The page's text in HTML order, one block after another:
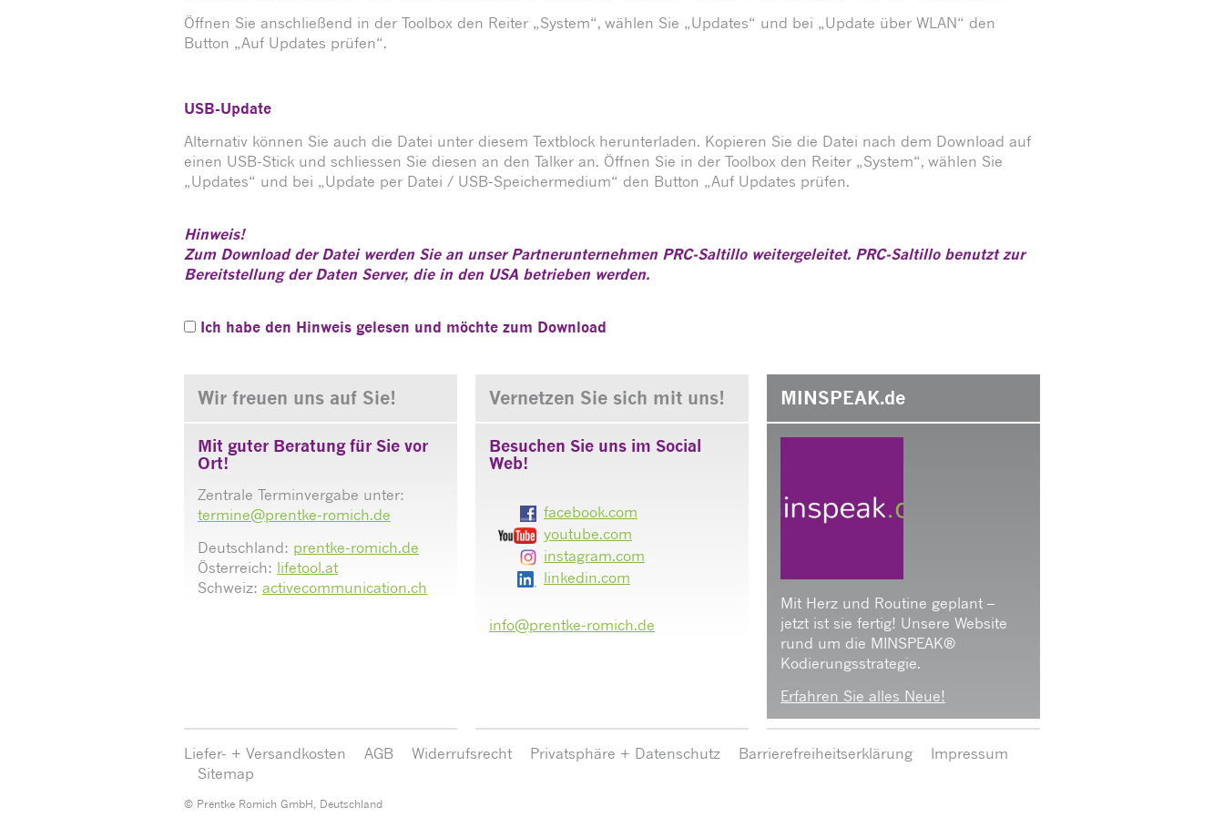
Öffnen Sie anschließend in der Toolbox den Reiter „System“, wählen Sie „Updates“ und bei „Update über WLAN“ den
Button „Auf Updates prüfen“.
USB-Update
Alternativ können Sie auch die Datei unter diesem Textblock herunterladen. Kopieren Sie die Datei nach dem Download auf
einen USB-Stick und schliessen Sie diesen an den Talker an. Öffnen Sie in der Toolbox den Reiter „System“, wählen Sie
„Updates“ und bei „Update per Datei / USB-Speichermedium“ den Button „Auf Updates prüfen.
Hinweis!
Zum Download der Datei werden Sie an unser Partnerunternehmen PRC-Saltillo weitergeleitet. PRC-Saltillo benutzt zur
Bereitstellung der Daten Server, die in den USA betrieben werden.
Ich habe den Hinweis gelesen und möchte zum Download
Wir freuen uns auf Sie!
Mit guter Beratung für Sie vor
Ort!
Zentrale Terminvergabe unter:
termine@prentke-romich.de
Deutschland: prentke-romich.de
Österreich: lifetool.at
Schweiz: activecommunication.ch
Vernetzen Sie sich mit uns!
Besuchen Sie uns im Social
Web!
facebook.com
youtube.com
instagram.com
linkedin.com
info@prentke-romich.de
MINSPEAK.de
Mit Herz und Routine geplant –
jetzt ist sie fertig! Unsere Website
rund um die MINSPEAK®
Kodierungsstrategie.
Erfahren Sie alles Neue!
Liefer- + Versandkosten AGB Widerrufsrecht Privatsphäre + Datenschutz Barrierefreiheitserklärung
Impressum
Sitemap
© Prentke Romich GmbH, Deutschland